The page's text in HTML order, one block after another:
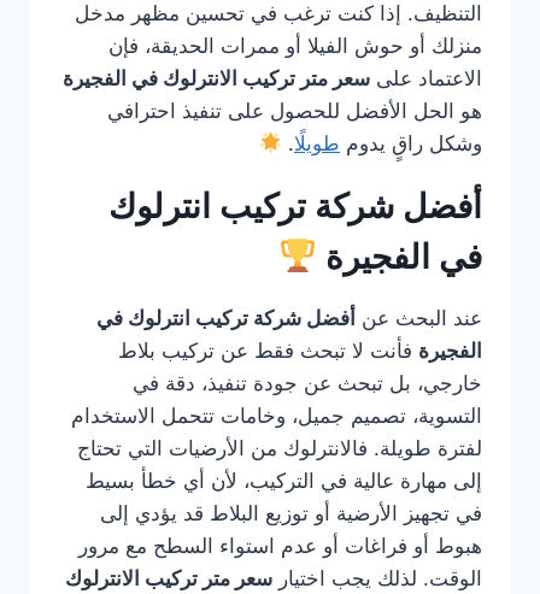
التنظيف. إذا كنت ترغب في تحسين مظهر مدخل
منزلك أو حوش الفيلا أو ممرات الحديقة، فإن
الاعتماد على سعر متر تركيب الانترلوك في الفجيرة
هو الحل الأفضل للحصول على تنفيذ احترافي
وشكل راقٍ يدوم طويلًا.
أفضل شركة تركيب انترلوك
في الفجيرة
عند البحث عن أفضل شركة تركيب انترلوك في
الفجيرة فأنت لا تبحث فقط عن تركيب بلاط
خارجي، بل تبحث عن جودة تنفيذ، دقة في
التسوية، تصميم جميل، وخامات تتحمل الاستخدام
لفترة طويلة. فالانترلوك من الأرضيات التي تحتاج
إلى مهارة عالية في التركيب، لأن أي خطأ بسيط
في تجهيز الأرضية أو توزيع البلاط قد يؤدي إلى
هبوط أو فراغات أو عدم استواء السطح مع مرور
الوقت. لذلك يجب اختيار سعر متر تركيب الانترلوك